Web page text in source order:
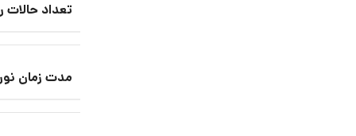
تعداد حالات
مدت زمان نور